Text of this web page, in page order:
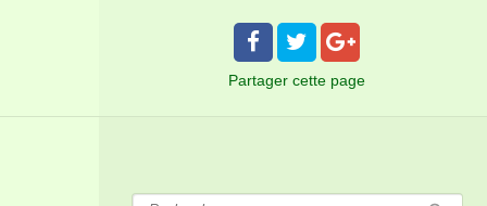
Partager cette page